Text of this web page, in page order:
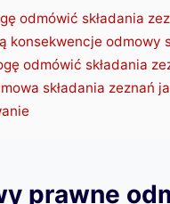
odmówić składania
konsekwencje odmowy
odmówić składania
składania zeznań
prawne